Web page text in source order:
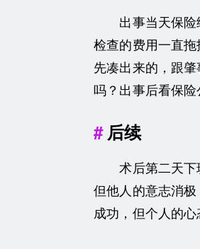
出事当天保险
检查的费用一直
先凑出来的，跟
吗？出事后看保
后续
术后第二天下
但他人的意志消
成功，但个人的心